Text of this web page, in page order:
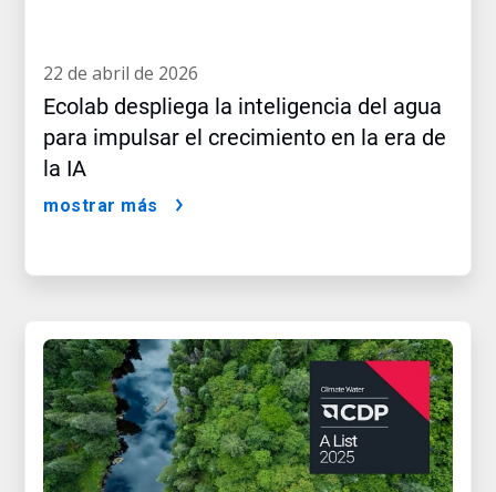
22 de abril de 2026
Ecolab despliega la inteligencia del agua
para impulsar el crecimiento en la era de
la IA
mostrar más